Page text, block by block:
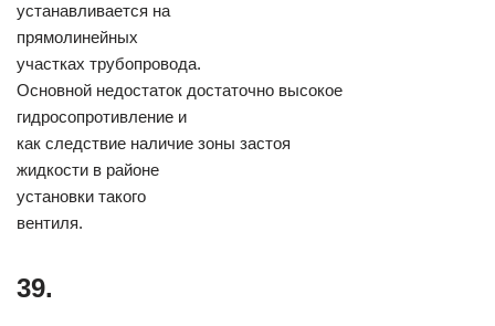
устанавливается на
прямолинейных
участках трубопровода.
Основной недостаток достаточно высокое
гидросопротивление и
как следствие наличие зоны застоя
жидкости в районе
установки такого
вентиля.
39.